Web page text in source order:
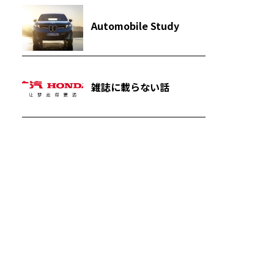
Automobile Study
雑誌に載らない話